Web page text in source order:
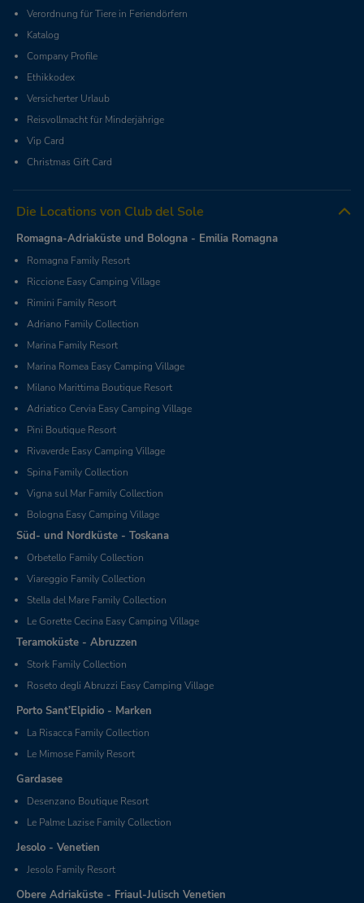
Verordnung für Tiere in Feriendörfern
Katalog
Company Profile
Ethikkodex
Versicherter Urlaub
Reisvollmacht für Minderjährige
Vip Card
Christmas Gift Card
Die Locations von Club del Sole
Romagna-Adriaküste und Bologna - Emilia Romagna
Romagna Family Resort
Riccione Easy Camping Village
Rimini Family Resort
Adriano Family Collection
Marina Family Resort
Marina Romea Easy Camping Village
Milano Marittima Boutique Resort
Adriatico Cervia Easy Camping Village
Pini Boutique Resort
Rivaverde Easy Camping Village
Spina Family Collection
Vigna sul Mar Family Collection
Bologna Easy Camping Village
Süd- und Nordküste - Toskana
Orbetello Family Collection
Viareggio Family Collection
Stella del Mare Family Collection
Le Gorette Cecina Easy Camping Village
Teramoküste - Abruzzen
Stork Family Collection
Roseto degli Abruzzi Easy Camping Village
Porto Sant’Elpidio - Marken
La Risacca Family Collection
Le Mimose Family Resort
Gardasee
Desenzano Boutique Resort
Le Palme Lazise Family Collection
Jesolo - Venetien
Jesolo Family Resort
Obere Adriaküste - Friaul-Julisch Venetien